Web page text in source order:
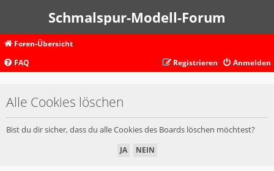
Schmalspur-Modell-Forum
Foren-Übersicht
FAQ
Anmelden
Registrieren
Alle Cookies löschen
Bist du dir sicher, dass du alle Cookies des Boards löschen möchtest?